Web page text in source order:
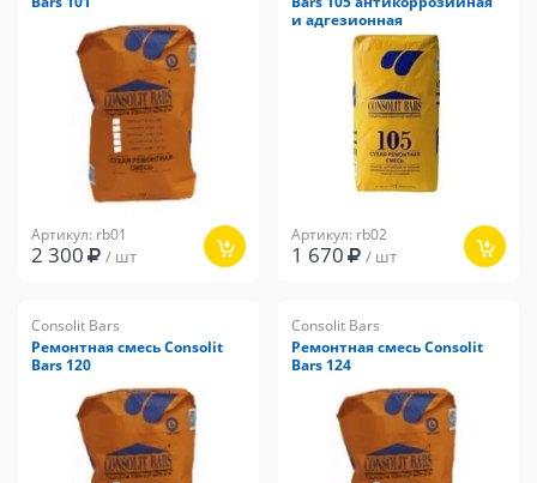
Артикул: rb01
2 300 / шт
и адгезионная
Артикул: rb02
1 670 / шт
Consolit Bars
Ремонтная смесь Consolit
Bars 120
Consolit Bars
Ремонтная смесь Consolit
Bars 124